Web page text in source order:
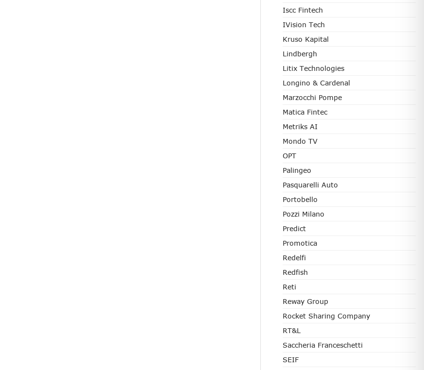
Iscc Fintech
IVision Tech
Kruso Kapital
Lindbergh
Litix Technologies
Longino & Cardenal
Marzocchi Pompe
Matica Fintec
Metriks AI
Mondo TV
OPT
Palingeo
Pasquarelli Auto
Portobello
Pozzi Milano
Predict
Promotica
Redelfi
Redfish
Reti
Reway Group
Rocket Sharing Company
RT&L
Saccheria Franceschetti
SEIF